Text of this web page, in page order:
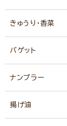
きゅうり・香菜
バゲット
ナンプラー
揚げ油